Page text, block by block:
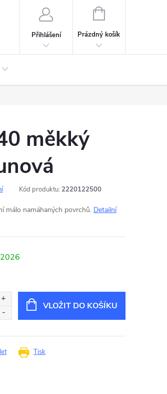
Přihlášení
NÁKUPNÍ
Prázdný košík
měkký
Kód produktu: 2220122500
málo namáhaných povrchů. Detailní
VLOŽIT DO KOŠÍKU
Tisk